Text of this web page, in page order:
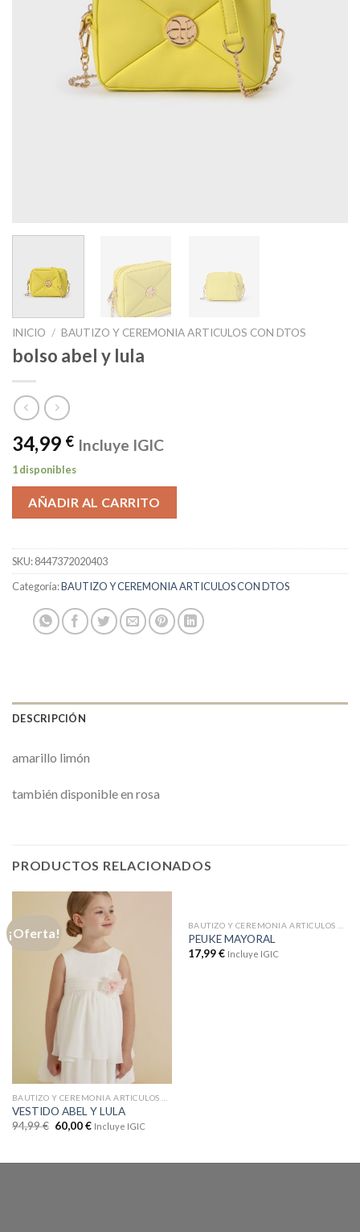
INICIO / BAUTIZO Y CEREMONIA ARTICULOS CON DTOS
bolso abel y lula
34,99 € Incluye IGIC
1 disponibles
AÑADIR AL CARRITO
SKU:8447372020403
Categoría:BAUTIZO Y CEREMONIA ARTICULOS CON DTOS
DESCRIPCIÓN
amarillo limón
también disponible en rosa
PRODUCTOS RELACIONADOS
¡Oferta!
VESTIDO ABEL Y LULA
94,99€ 60,00€ Incluye IGIC
PEUKE MAYORAL
17,99€ Incluye IGIC